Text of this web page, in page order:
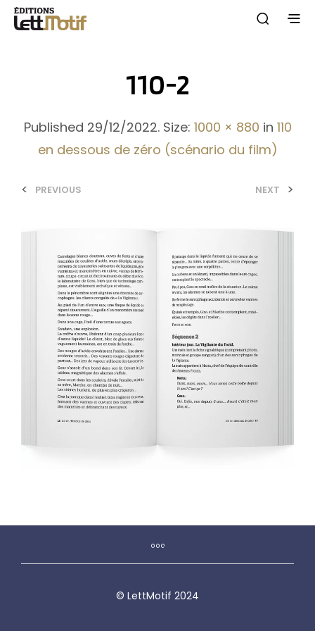
110-2
Published 29/12/2022. Size: 1000 × 880 in 110
en dessous de zéro (scénario du film)
< PREVIOUS NEXT >
© LettMotif 2024